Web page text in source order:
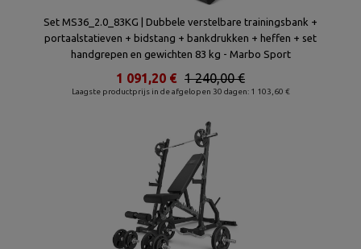
Set MS36_2.0_83KG | Dubbele verstelbare trainingsbank +
portaalstatieven + bidstang + bankdrukken + heffen + set
handgrepen en gewichten 83 kg - Marbo Sport
Laagste productprijs in de afgelopen 30 dagen: 1 103,60 €
1 240,00 €
1 091,20 €